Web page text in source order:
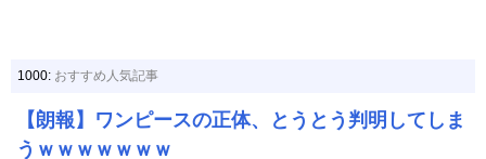
1000: おすすめ人気記事
【朗報】ワンピースの正体、とうとう判明してしま
うｗｗｗｗｗｗｗ